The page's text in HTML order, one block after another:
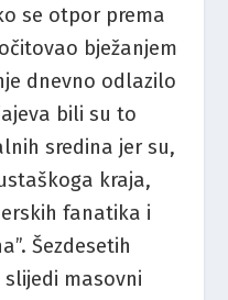
se otpor prema
bježanjem
dnevno odlazilo
bili su to
sredina jer su,
kraja,
fanatika i
Šezdesetih
masovni